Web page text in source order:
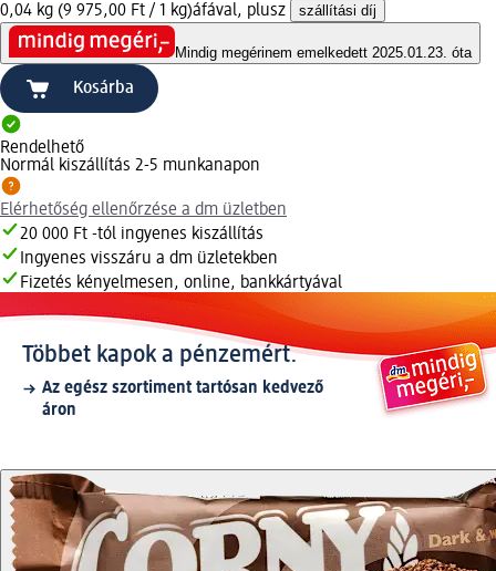
0,04 kg (9 975,00 Ft / 1 kg)áfával, plusz szállítási díj
Mindig megérinem emelkedett 2025.01.23. óta
Kosárba
Rendelhető
Normál kiszállítás 2-5 munkanapon
Elérhetőség ellenőrzése a dm üzletben
20 000 Ft -tól ingyenes kiszállítás
Ingyenes visszáru a dm üzletekben
Fizetés kényelmesen, online, bankkártyával
Többet kapok a pénzemért.
Az egész szortiment tartósan kedvező
áron